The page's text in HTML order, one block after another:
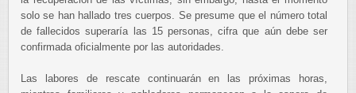
solo se han hallado tres cuerpos. Se presume que el número total
de fallecidos superaría las 15 personas, cifra que aún debe ser
confirmada oficialmente por las autoridades.
Las labores de rescate continuarán en las próximas horas,